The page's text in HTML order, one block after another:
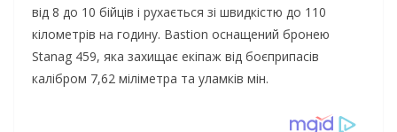
від 8 до 10 бійців і рухається зі швидкістю до 110
кілометрів на годину. Bastion оснащений бронею
Stanag 459, яка захищає екіпаж від боєприпасів
калібром 7,62 міліметра та уламків мін.